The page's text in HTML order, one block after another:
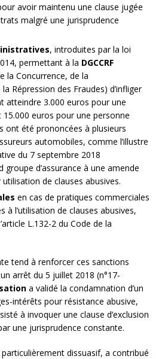
avoir maintenu une clause jugée
malgré une jurisprudence
, introduites par la loi
permettant à la DGCCRF
la Concurrence, de la
Répression des Fraudes) d’infliger
atteindre 3.000 euros pour une
euros pour une personne
ont été prononcées à plusieurs
automobiles, comme l’illustre
du 7 septembre 2018
d’assurance à une amende
de clauses abusives.
en cas de pratiques commerciales
à l’utilisation de clauses abusives,
L.132-2 du Code de la
tend à renforcer ces sanctions
arrêt du 5 juillet 2018 (n°17-
a validé la condamnation d’un
intérêts pour résistance abusive,
à invoquer une clause d’exclusion
une jurisprudence constante.
dissuasif, a contribué